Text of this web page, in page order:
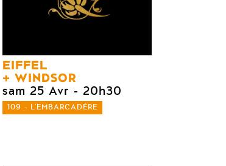
EIFFEL
WINDSOR
sam 25 Avr - 20h30
109 - L'EMBARCADÈRE